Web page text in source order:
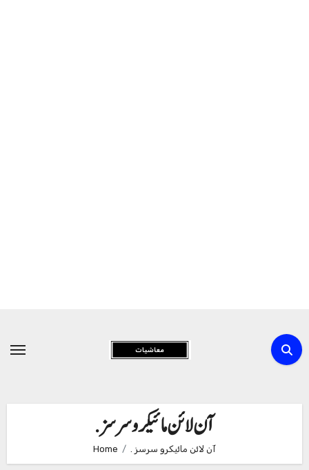
Content
. آن لائن مائیکرو سرسز
Home . آن لائن مائیکرو سرسز